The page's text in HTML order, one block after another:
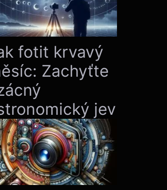
fotit krvavý
Zachyťte
jev